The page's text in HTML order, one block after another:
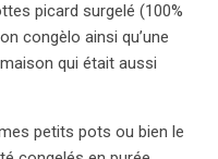
picard surgelé (100%
congèlo ainsi qu’une
qui était aussi
petits pots ou bien le